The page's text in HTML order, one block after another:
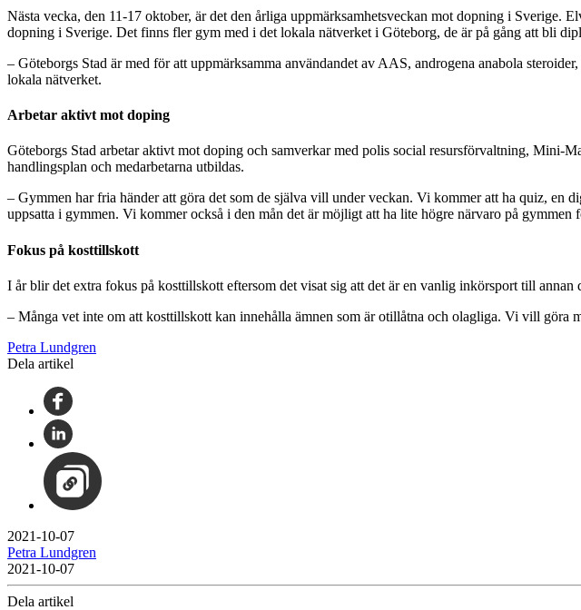
Nästa vecka, den 11-17 oktober, är det den årliga uppmärksamhetsveckan mot dopning i
dopning i Sverige. Det finns fler gym med i det lokala nätverket i Göteborg, de är på gång att bli
– Göteborgs Stad är med för att uppmärksamma användandet av AAS, androgena anabola
lokala nätverket.
Arbetar aktivt mot doping
Göteborgs Stad arbetar aktivt mot doping och samverkar med polis social resursförvaltning,
handlingsplan och medarbetarna utbildas.
– Gymmen har fria händer att göra det som de själva vill under veckan. Vi kommer att ha quiz,
uppsatta i gymmen. Vi kommer också i den mån det är möjligt att ha lite högre närvaro på gymmen
Fokus på kosttillskott
I år blir det extra fokus på kosttillskott eftersom det visat sig att det är en vanlig inkörsport till annan
– Många vet inte om att kosttillskott kan innehålla ämnen som är otillåtna och olagliga. Vi vill göra
Petra Lundgren
Dela artikel
2021-10-07
Petra Lundgren
2021-10-07
Dela artikel